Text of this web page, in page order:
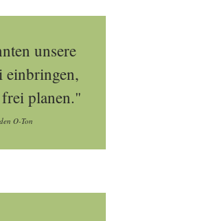
unsere
einbringen,
planen."
O-Ton